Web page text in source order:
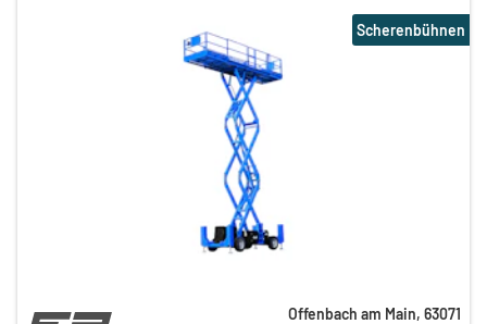
Scherenbühnen
Offenbach am Main, 63071